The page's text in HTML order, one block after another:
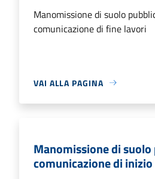
Manomissione di suolo
comunicazione di fine lavori
VAI ALLA PAGINA
Manomissione di
comunicazione di